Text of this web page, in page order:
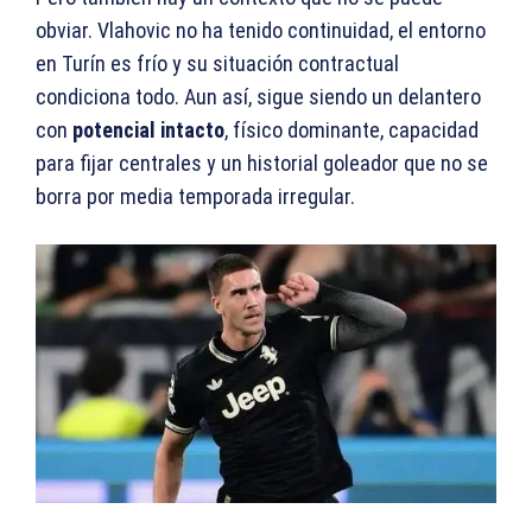
obviar. Vlahovic no ha tenido continuidad, el entorno
en Turín es frío y su situación contractual
condiciona todo. Aun así, sigue siendo un delantero
con potencial intacto, físico dominante, capacidad
para fijar centrales y un historial goleador que no se
borra por media temporada irregular.